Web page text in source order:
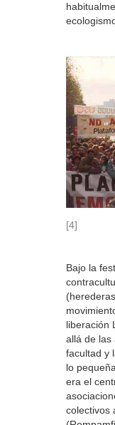
[4]
Bajo la
liberación
allá de las
facultad y
lo
era el
colectivos